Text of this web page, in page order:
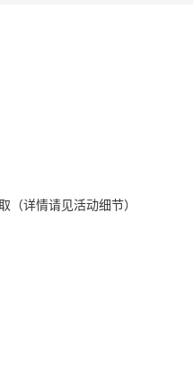
详情请见活动细节）